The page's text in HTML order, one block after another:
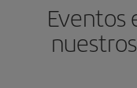
Eventos